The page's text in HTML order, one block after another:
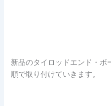
新品のタイロッドエンド・ボ
順で取り付けていきます。